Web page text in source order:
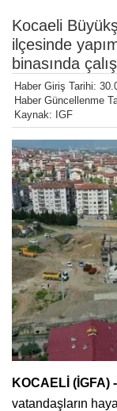
Kocaeli
ilçesinde
binasında
Haber Giriş Tarihi:
Haber Güncellenme
Kaynak: IGF
KOCAELİ (İGFA) -
vatandaşların